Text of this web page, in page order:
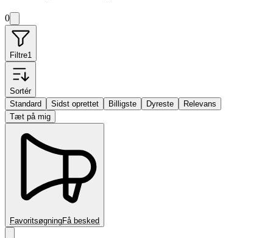
0
Filtre1
Sortér
Standard
Sidst oprettet Billigste Dyreste
Relevans
Tæt på mig
FavoritsøgningFå besked